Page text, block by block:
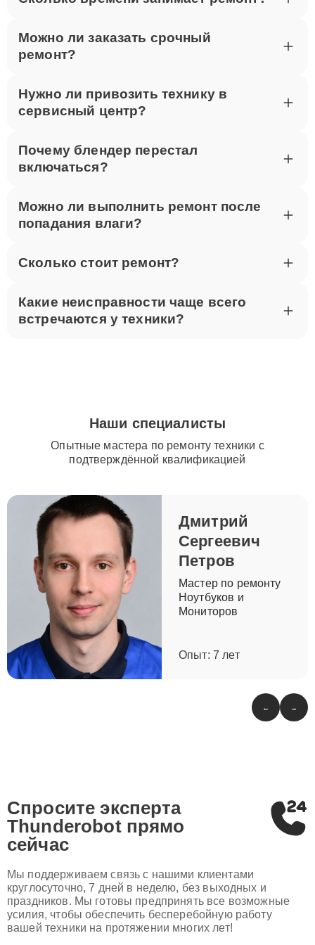
Для записи на ремонт звоните по телефону +7 (495)
023-83-23 или посетите наш сервисный центр по
выполним ремонт Thunderobot в Москве.
Можно ли заказать срочный
ремонт?
Нужно ли привозить технику в
сервисный центр?
Почему блендер перестал
включаться?
Можно ли выполнить ремонт после
попадания влаги?
Сколько стоит ремонт?
Какие неисправности чаще всего
встречаются у техники?
Наши специалисты
Опытные мастера по ремонту техники с
подтверждённой квалификацией
Дмитрий
Сергеевич
Петров
Мастер по ремонту
Ноутбуков и
Мониторов
Опыт: 7 лет
← →
Спросите эксперта
Thunderobot прямо
сейчас
Мы поддерживаем связь с нашими клиентами
круглосуточно, 7 дней в неделю, без выходных и
праздников. Мы готовы предпринять все возможные
усилия, чтобы обеспечить бесперебойную работу
вашей техники на протяжении многих лет!